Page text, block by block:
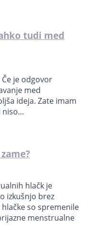
tudi med
Če je odgovor
med
ideja. Zate imam
niso…
hlačk je
izkušnjo brez
so spremenile
menstrualne